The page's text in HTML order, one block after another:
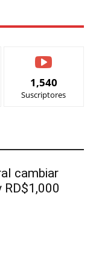
1,540
Suscriptores
cambiar